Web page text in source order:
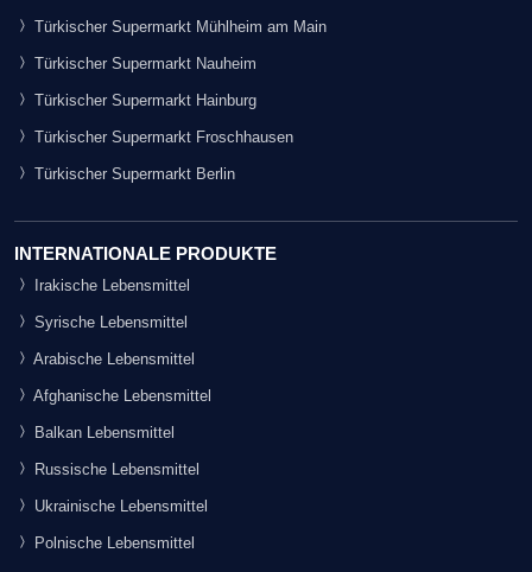
Türkischer Supermarkt Mühlheim am Main
Türkischer Supermarkt Nauheim
Türkischer Supermarkt Hainburg
Türkischer Supermarkt Froschhausen
Türkischer Supermarkt Berlin
INTERNATIONALE PRODUKTE
Irakische Lebensmittel
Syrische Lebensmittel
Arabische Lebensmittel
Afghanische Lebensmittel
Balkan Lebensmittel
Russische Lebensmittel
Ukrainische Lebensmittel
Polnische Lebensmittel